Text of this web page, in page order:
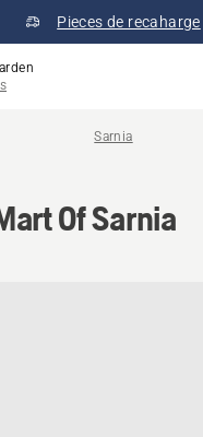
Pieces de recaharge
Sarnia
Of Sarnia